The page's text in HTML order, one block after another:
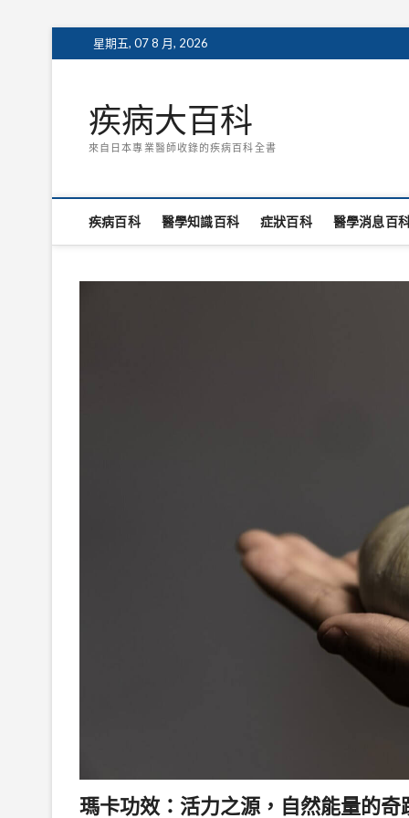
to
星期五, 07 8 月, 2026
疾病大百科
來自日本專業醫師收錄的疾病百科全書
疾病百科 醫學知識百科 症狀百科 醫學消息百
瑪卡功效：活力之源，自然能量的奇